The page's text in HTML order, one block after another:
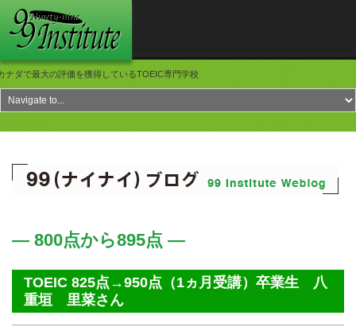
ナダで最大の評価を獲得しているTOEIC専門学校
― 800点から895点 ―
TOEIC 825点→950点（1ヵ月受講）卒業生 八
重垣 里菜さん